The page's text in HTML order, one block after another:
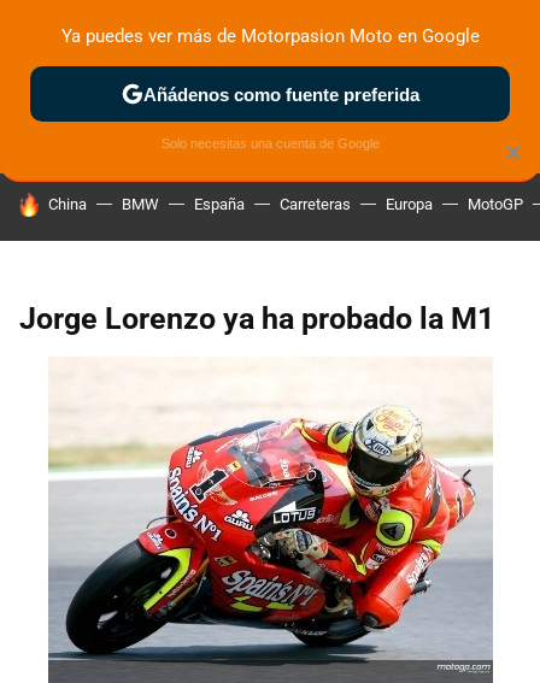
ZONA DE PRUEBAS DEPORTIVAS MOTOS ELÉCTRICAS
HOY SE HABLA DE
China BMW España Carreteras Europa MotoGP
Jorge Lorenzo ya ha probado la M1
×
Ya puedes ver más de Motorpasion Moto en Google
Añádenos como fuente preferida
Solo necesitas una cuenta de Google